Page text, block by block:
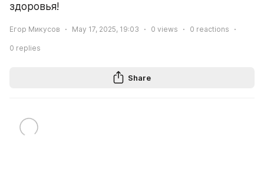
здоровья!
Егор Микусов May 17, 2025, 19:03 0 views 0 reactions
0 replies
Share